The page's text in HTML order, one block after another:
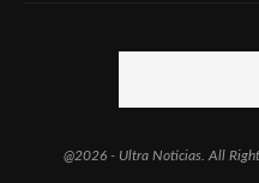
@2026 - Ultra Noticias. All